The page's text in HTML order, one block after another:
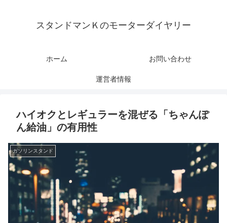
スタンドマンＫのモーターダイヤリー
ホーム お問い合わせ
運営者情報
ハイオクとレギュラーを混ぜる「ちゃんぽ
ん給油」の有用性
ガソリンスタンド